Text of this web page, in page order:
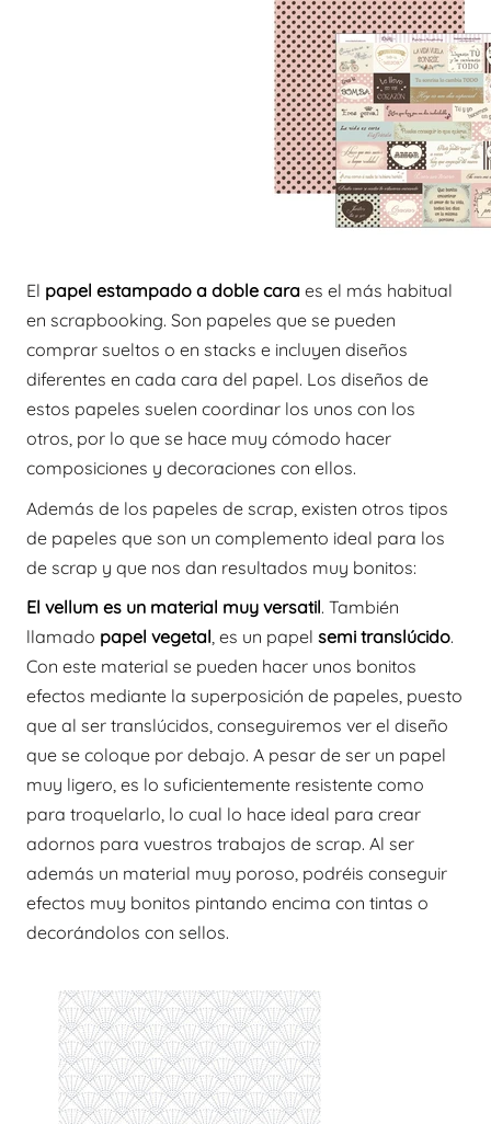
El papel estampado a doble cara es el más habitual
en scrapbooking. Son papeles que se pueden
comprar sueltos o en stacks e incluyen diseños
diferentes en cada cara del papel. Los diseños de
estos papeles suelen coordinar los unos con los
otros, por lo que se hace muy cómodo hacer
composiciones y decoraciones con ellos.
Además de los papeles de scrap, existen otros tipos
de papeles que son un complemento ideal para los
de scrap y que nos dan resultados muy bonitos:
El vellum es un material muy versatil. También
llamado papel vegetal, es un papel semi translúcido.
Con este material se pueden hacer unos bonitos
efectos mediante la superposición de papeles, puesto
que al ser translúcidos, conseguiremos ver el diseño
que se coloque por debajo. A pesar de ser un papel
muy ligero, es lo suficientemente resistente como
para troquelarlo, lo cual lo hace ideal para crear
adornos para vuestros trabajos de scrap. Al ser
además un material muy poroso, podréis conseguir
efectos muy bonitos pintando encima con tintas o
decorándolos con sellos.